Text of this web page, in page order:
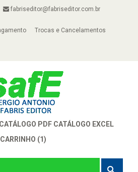
fabriseditor@fabriseditor.com.br
Trocas e Cancelamentos
CATÁLOGO PDF CATÁLOGO EXCEL
CARRINHO (1)